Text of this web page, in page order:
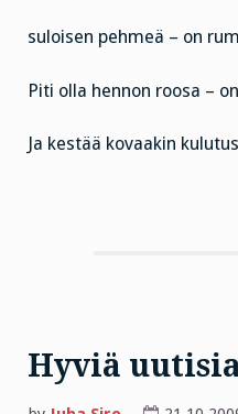
suloisen pehmeä – on
Piti olla hennon roosa –
Ja kestää kovaakin
Hyviä